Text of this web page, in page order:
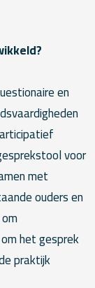
en
voor
met
ouders en
het gesprek
praktijk